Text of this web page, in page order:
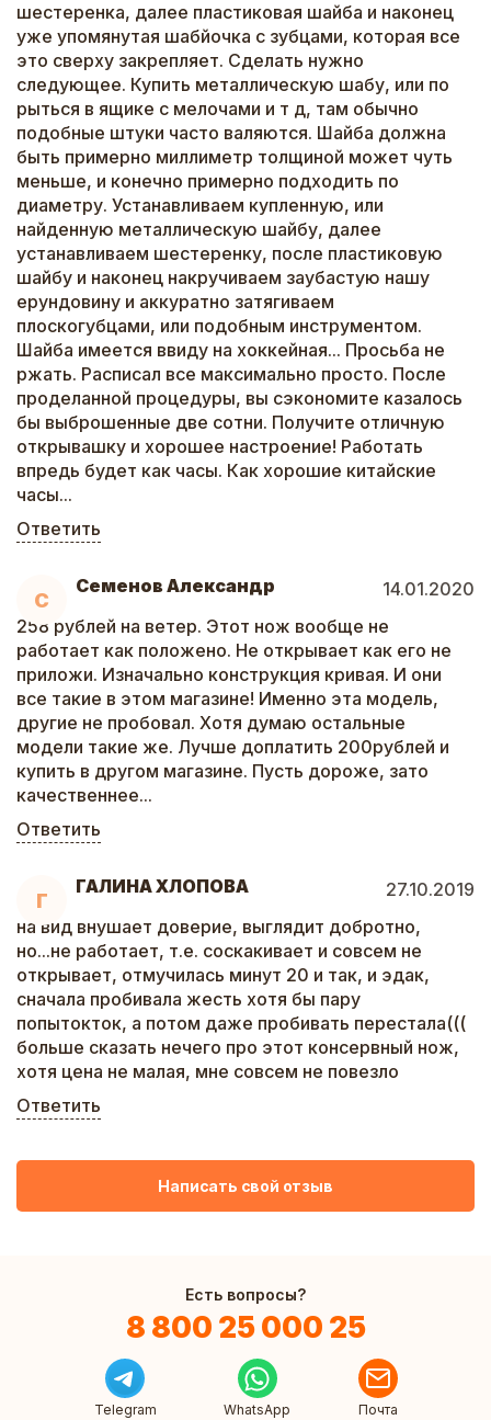
шестеренка, далее пластиковая шайба и наконец
уже упомянутая шабйочка с зубцами, которая все
это сверху закрепляет. Сделать нужно
следующее. Купить металлическую шабу, или по
рыться в ящике с мелочами и т д, там обычно
подобные штуки часто валяются. Шайба должна
быть примерно миллиметр толщиной может чуть
меньше, и конечно примерно подходить по
диаметру. Устанавливаем купленную, или
найденную металлическую шайбу, далее
устанавливаем шестеренку, после пластиковую
шайбу и наконец накручиваем заубастую нашу
ерундовину и аккуратно затягиваем
плоскогубцами, или подобным инструментом.
Шайба имеется ввиду на хоккейная... Просьба не
ржать. Расписал все максимально просто. После
проделанной процедуры, вы сэкономите казалось
бы выброшенные две сотни. Получите отличную
открывашку и хорошее настроение! Работать
впредь будет как часы. Как хорошие китайские
часы...
Ответить
С
Семенов Александр
14.01.2020
258 рублей на ветер. Этот нож вообще не
работает как положено. Не открывает как его не
приложи. Изначально конструкция кривая. И они
все такие в этом магазине! Именно эта модель,
другие не пробовал. Хотя думаю остальные
модели такие же. Лучше доплатить 200рублей и
купить в другом магазине. Пусть дороже, зато
качественнее...
Ответить
Г
ГАЛИНА ХЛОПОВА
27.10.2019
на вид внушает доверие, выглядит добротно,
но...не работает, т.е. соскакивает и совсем не
открывает, отмучилась минут 20 и так, и эдак,
сначала пробивала жесть хотя бы пару
попытокток, а потом даже пробивать перестала(((
больше сказать нечего про этот консервный нож,
хотя цена не малая, мне совсем не повезло
Ответить
Написать свой отзыв
Есть вопросы?
8 800 25 000 25
Telegram WhatsApp Почта